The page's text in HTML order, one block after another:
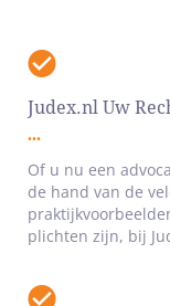
Judex.nl Uw
Of u nu een
de hand van de
plichten zijn, bij